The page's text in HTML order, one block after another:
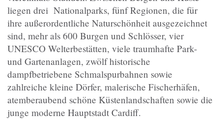
liegen drei Nationalparks, fünf Regionen, die für
ihre außerordentliche Naturschönheit ausgezeichnet
sind, mehr als 600 Burgen und Schlösser, vier
UNESCO Welterbestätten, viele traumhafte Park-
und Gartenanlagen, zwölf historische
dampfbetriebene Schmalspurbahnen sowie
zahlreiche kleine Dörfer, malerische Fischerhäfen,
atemberaubend schöne Küstenlandschaften sowie die
junge moderne Hauptstadt Cardiff.